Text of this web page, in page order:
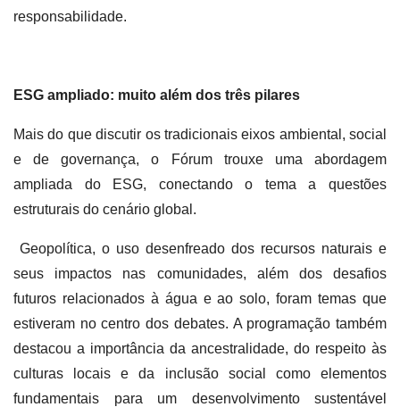
responsabilidade.
ESG ampliado: muito além dos três pilares
Mais do que discutir os tradicionais eixos ambiental, social
e de governança, o Fórum trouxe uma abordagem
ampliada do ESG, conectando o tema a questões
estruturais do cenário global.
Geopolítica, o uso desenfreado dos recursos naturais e
seus impactos nas comunidades, além dos desafios
futuros relacionados à água e ao solo, foram temas que
estiveram no centro dos debates. A programação também
destacou a importância da ancestralidade, do respeito às
culturas locais e da inclusão social como elementos
fundamentais para um desenvolvimento sustentável